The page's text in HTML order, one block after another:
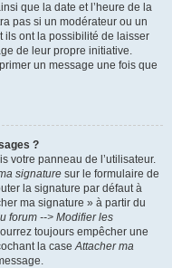
que la date et l’heure de la
pas si un modérateur ou un
ils ont la possibilité de laisser
de leur propre initiative.
un message une fois que
?
votre panneau de l’utilisateur.
signature sur le formulaire de
la signature par défaut à
ma signature » à partir du
forum --> Modifier les
toujours empêcher une
la caseAttacher ma